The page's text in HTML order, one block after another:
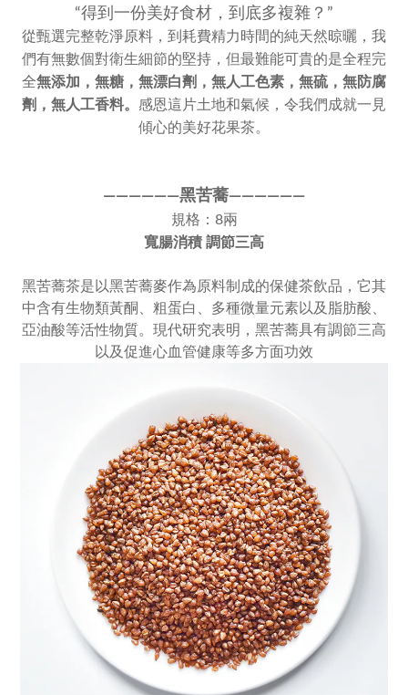
“得到一份美好食材，到底多複雜？”
從甄選完整乾淨原料，到耗費精力時間的純天然晾曬，我
們有無數個對衛生細節的堅持，但最難能可貴的是全程完
全無添加， 無糖，無漂白劑，無人工色素， 無硫，無防腐
劑，無人工香料。 感恩這片土地和氣候，令我們成就一見
傾心的美好花果茶。
——————黑苦蕎——————
規格：8兩
寬腸消積 調節三高
黑苦蕎茶是以黑苦蕎麥作為原料制成的保健茶飲品，它其
中含有生物類黃酮、粗蛋白、多種微量元素以及脂肪酸、
亞油酸等活性物質。現代研究表明，黑苦蕎具有調節三高
以及促進心血管健康等多方面功效